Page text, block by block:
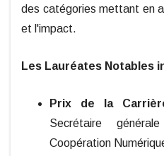
des catégories mettant en
et l'impact.
Les Lauréates Notables
Prix de la
Secrétaire
Coopération